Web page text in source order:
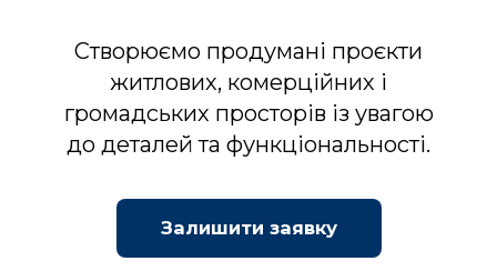
Створюємо продумані проєкти
житлових, комерційних і
громадських просторів із увагою
до деталей та функціональності.
Залишити заявку